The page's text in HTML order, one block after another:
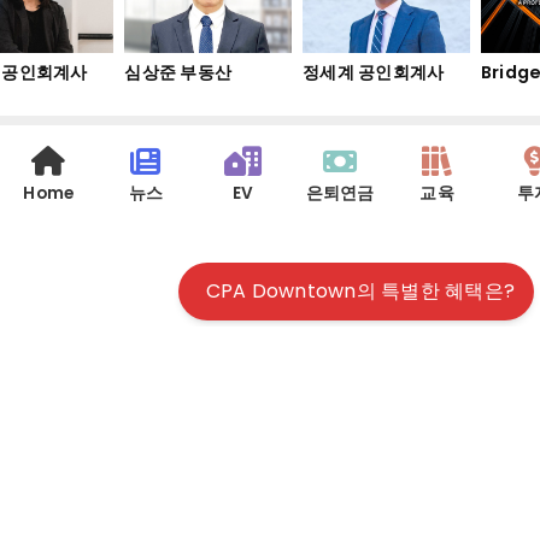
회계사 심상준 부동산 정세계 공인회계사 Bridge
Home 뉴스 EV 은퇴연금 교육 투
CPA Downtown의 특별한 혜택은?